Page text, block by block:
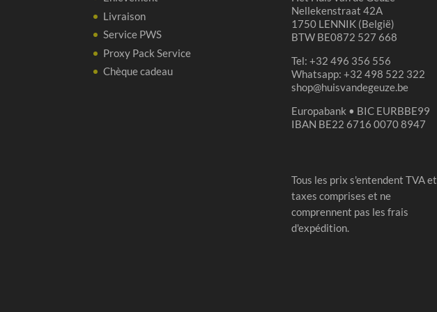
Livraison
Service PWS
Proxy Pack Service
Chèque cadeau
Nellekenstraat 42A
1750 LENNIK (België)
BTW BE0872 527 668
Tel: +32 496 356 556
Whatsapp: +32 498 522 322
shop@huisvandegeuze.be
Europabank • BIC EURBBE99
IBAN BE22 6716 0070 8947
Tous les prix s'entendent TVA et
taxes comprises et ne
comprennent pas les frais
d'expédition.